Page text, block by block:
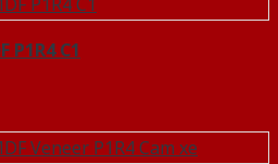
P1R4 C1